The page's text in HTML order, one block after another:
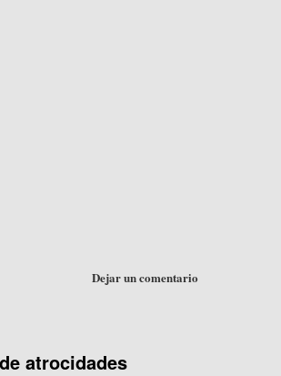
Dejar un comentario
atrocidades